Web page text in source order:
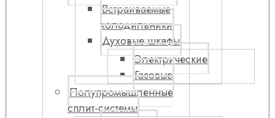
Встраиваемые
холодильники
Духовые шкафы
Электрические
Газовые
Полупромышленные
сплит-системы